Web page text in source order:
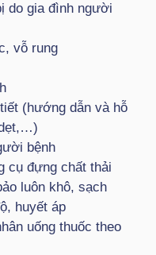
do gia đình người
vỗ rung
(hướng dẫn và hỗ
bệnh
cụ đựng chất thải
luôn khô, sạch
huyết áp
uống thuốc theo